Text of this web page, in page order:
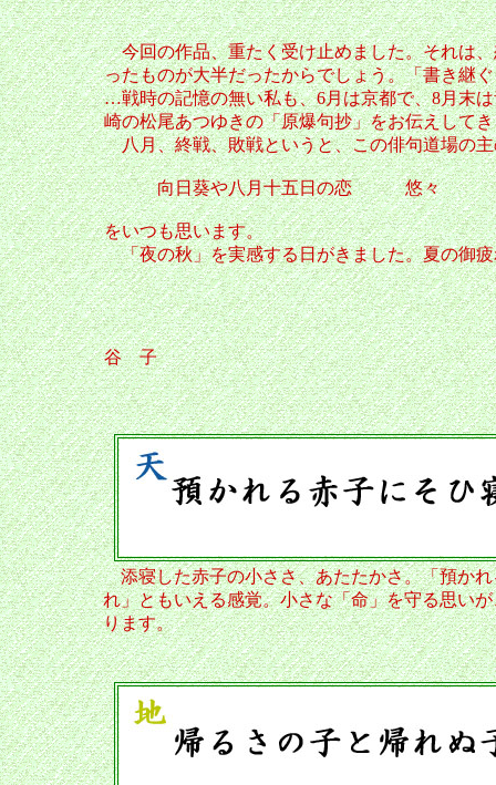
今回の作品、重たく受け止めました。それは、
ったものが大半だったからでしょう。「書き継
…戦時の記憶の無い私も、6月は京都で、8月末
崎の松尾あつゆきの「原爆句抄」をお伝えして
八月、終戦、敗戦というと、この俳句道場の主
向日葵や八月十五日の恋 悠々
をいつも思います。
「夜の秋」を実感する日がきました。夏の御疲
谷 子
添寝した赤子の小ささ、あたたかさ。「預かれ
れ」ともいえる感覚。小さな「命」を守る思い
ります。